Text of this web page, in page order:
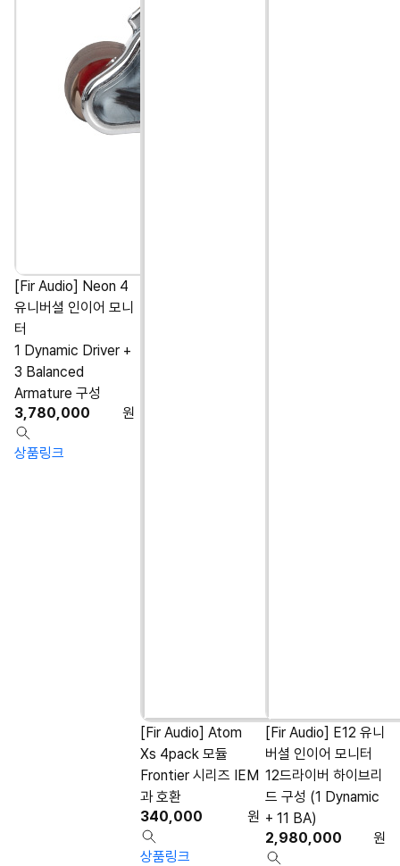
[Fir Audio] Neon 4
유니버셜 인이어 모니
터
1 Dynamic Driver +
3 Balanced
Armature 구성
3,780,000
원
상품링크
[Fir Audio] Atom
Xs 4pack 모듈
Frontier 시리즈 IEM
과 호환
340,000
원
상품링크
[Fir Audio] E12 유니
버셜 인이어 모니터
12드라이버 하이브리
드 구성 (1 Dynamic
+ 11 BA)
2,980,000
원